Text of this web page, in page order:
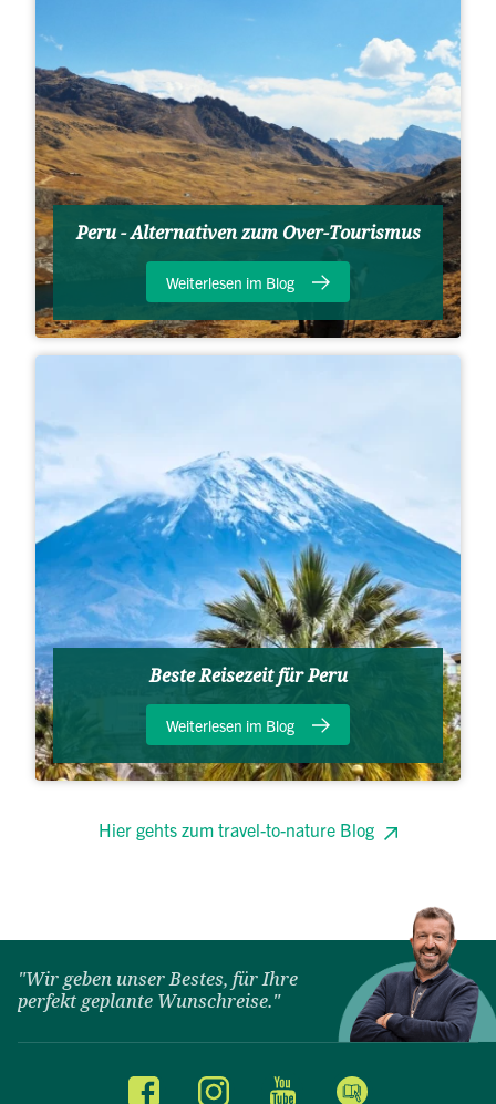
Peru - Alternativen zum Over-Tourismus
Weiterlesen im Blog
Beste Reisezeit für Peru
Weiterlesen im Blog
Hier gehts zum travel-to-nature Blog
"Wir geben unser Bestes, für Ihre
perfekt geplante Wunschreise."